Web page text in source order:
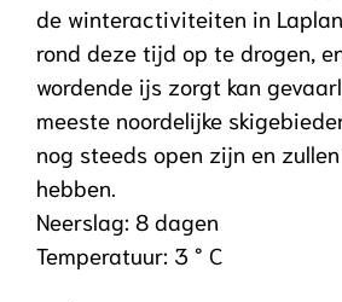
de winteractiviteiten in
rond deze tijd op te drogen,
wordende ijs zorgt kan
meeste noordelijke
nog steeds open zijn en
hebben.
Neerslag: 8 dagen
Temperatuur: 3 ° C